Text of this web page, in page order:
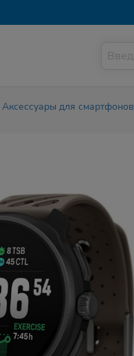
Аксессуары для смартфонов